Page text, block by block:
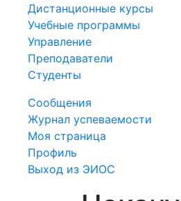
Дистанционные курсы
Учебные программы
Управление
Преподаватели
Студенты
Сообщения
Журнал успеваемости
Моя страница
Профиль
Выход из ЭИОС